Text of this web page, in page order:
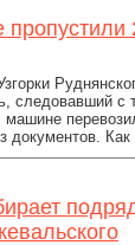
следовавший с
машине
документов.